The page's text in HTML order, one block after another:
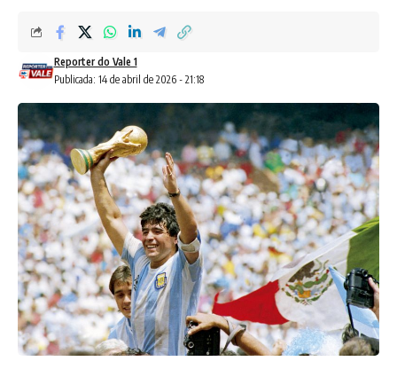
Publicada: 14 de abril de 2026 - 21:18
Reporter do Vale 1